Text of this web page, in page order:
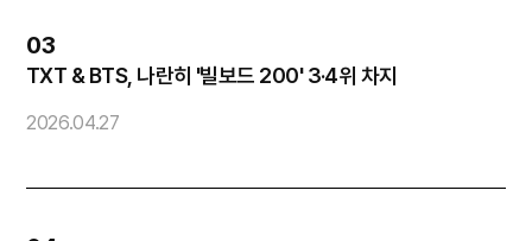
03
TXT & BTS, 나란히 '빌보드 200' 3·4위 차지
2026.04.27